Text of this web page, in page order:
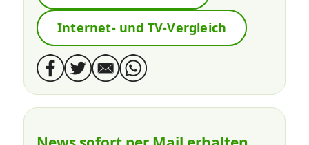
Internet- und TV-Vergleich